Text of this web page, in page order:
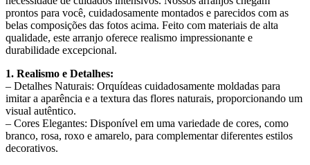
prontos para você, cuidadosamente montados e parecidos com as
belas composições das fotos acima. Feito com materiais de alta
qualidade, este arranjo oferece realismo impressionante e
durabilidade excepcional.
1. Realismo e Detalhes:
– Detalhes Naturais: Orquídeas cuidadosamente moldadas para
imitar a aparência e a textura das flores naturais, proporcionando um
visual autêntico.
– Cores Elegantes: Disponível em uma variedade de cores, como
branco, rosa, roxo e amarelo, para complementar diferentes estilos
decorativos.